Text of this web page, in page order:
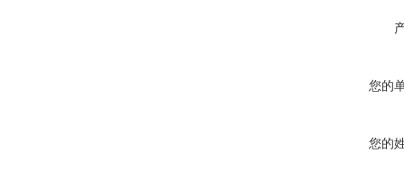
您的
您的